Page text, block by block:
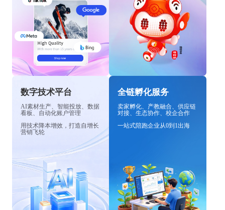
数字技术平台
AI素材生产、智能投放、数据
看板、自动化账户管理
用技术降本增效，打造自增长
营销飞轮
全链孵化服务
卖家孵化、产教融合、供应链
对接、生态协作、校企合作
一站式陪跑企业从0到1出海